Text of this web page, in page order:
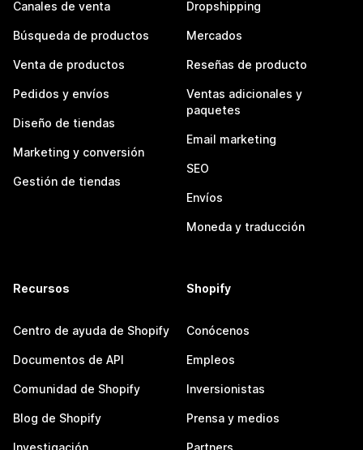
Canales de venta
Búsqueda de productos
Venta de productos
Pedidos y envíos
Diseño de tiendas
Marketing y conversión
Gestión de tiendas
Dropshipping
Mercados
Reseñas de producto
Ventas adicionales y
paquetes
Email marketing
SEO
Envíos
Moneda y traducción
Recursos
Centro de ayuda de Shopify
Documentos de API
Comunidad de Shopify
Blog de Shopify
Shopify
Conócenos
Empleos
Inversionistas
Prensa y medios